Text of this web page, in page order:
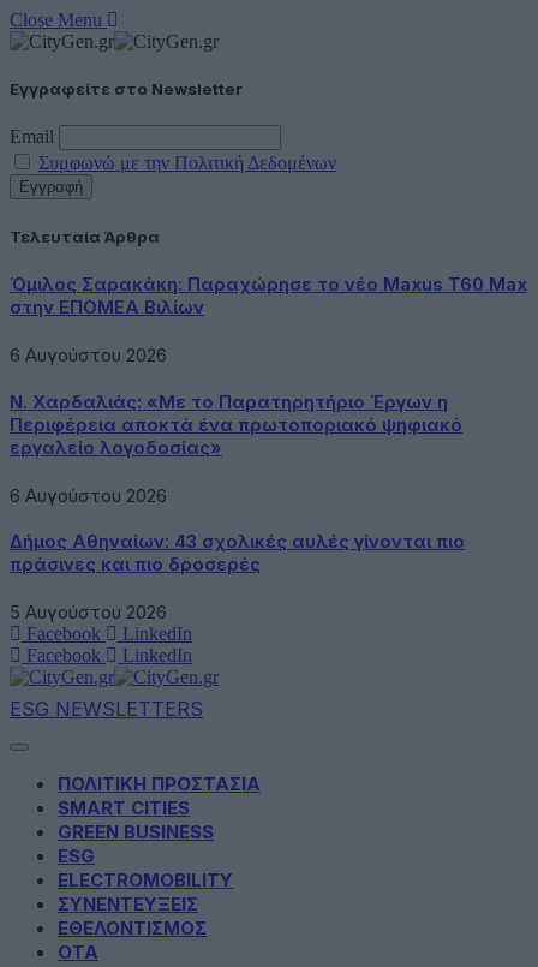
Close Menu
Εγγραφείτε στο Newsletter
Email
Συμφωνώ με την Πολιτική Δεδομένων
Τελευταία Άρθρα
Όμιλος Σαρακάκη: Παραχώρησε το νέο Maxus T60 Max
στην ΕΠΟΜΕΑ Βιλίων
6 Αυγούστου 2026
Ν. Χαρδαλιάς: «Με το Παρατηρητήριο Έργων η
Περιφέρεια αποκτά ένα πρωτοποριακό ψηφιακό
εργαλείο λογοδοσίας»
6 Αυγούστου 2026
Δήμος Αθηναίων: 43 σχολικές αυλές γίνονται πιο
πράσινες και πιο δροσερές
5 Αυγούστου 2026
Facebook
LinkedIn
Facebook
LinkedIn
ESG NEWSLETTERS
ΠΟΛΙΤΙΚΗ ΠΡΟΣΤΑΣΙΑ
SMART CITIES
GREEN BUSINESS
ESG
ELECTROMOBILITY
ΣΥΝΕΝΤΕΥΞΕΙΣ
ΕΘΕΛΟΝΤΙΣΜΟΣ
ΟΤΑ